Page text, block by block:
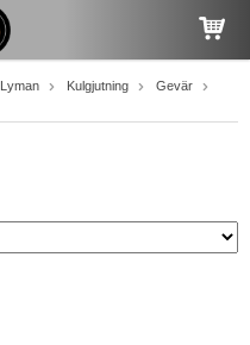
Lyman Kulgjutning
Gevär